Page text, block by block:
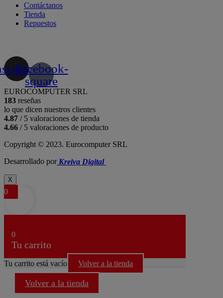
Contáctanos
Tienda
Repuestos
Facebook-
square
EUROCOMPUTER SRL
183 reseñas
lo que dicen nuestros clientes
4.87 / 5 valoraciones de tienda
4.66 / 5 valoraciones de producto
Copyright © 2023. Eurocomputer SRL
Desarrollado por Kreiva Digital
X
0
0
Tu carrito
Tu carrito está vacío Volver a la tienda
Volver a la tienda